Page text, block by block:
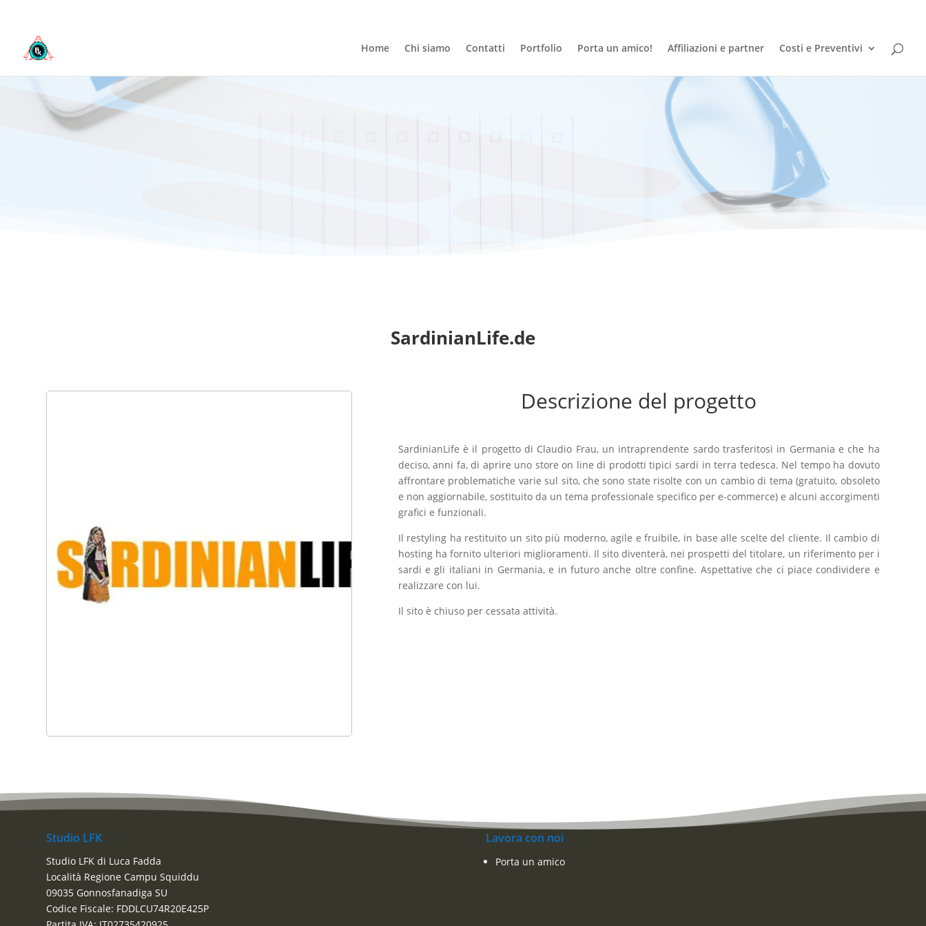
Home Chi siamo Contatti Portfolio Porta un amico! Affiliazioni e partner Costi e Preventivi
Progetti
SardinianLife.de
Descrizione del progetto
SardinianLife è il progetto di Claudio Frau, un intraprendente sardo trasferitosi in Germania e che ha
deciso, anni fa, di aprire uno store on line di prodotti tipici sardi in terra tedesca. Nel tempo ha dovuto
affrontare problematiche varie sul sito, che sono state risolte con un cambio di tema (gratuito, obsoleto
e non aggiornabile, sostituito da un tema professionale specifico per e-commerce) e alcuni accorgimenti
grafici e funzionali.
Il restyling ha restituito un sito più moderno, agile e fruibile, in base alle scelte del cliente. Il cambio di
hosting ha fornito ulteriori miglioramenti. Il sito diventerà, nei prospetti del titolare, un riferimento per i
sardi e gli italiani in Germania, e in futuro anche oltre confine. Aspettative che ci piace condividere e
realizzare con lui.
Il sito è chiuso per cessata attività.
Studio LFK
Studio LFK di Luca Fadda
Località Regione Campu Squiddu
09035 Gonnosfanadiga SU
Codice Fiscale: FDDLCU74R20E425P
Lavora con noi
Porta un amico